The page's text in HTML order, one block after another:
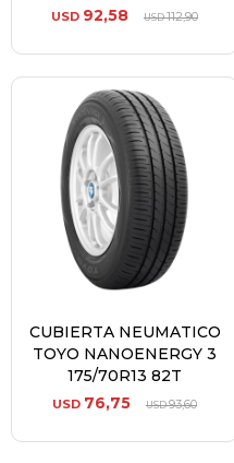
USD 92,58 USD112,90
CUBIERTA NEUMATICO
TOYO NANOENERGY 3
175/70R13 82T
USD 76,75 USD93,60